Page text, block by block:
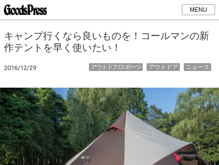
MENU
キャンプ行くなら良いものを！コールマンの新
作テントを早く使いたい！
2016/12/29 ニュース
アウトドア
アウトドア/スポーツ